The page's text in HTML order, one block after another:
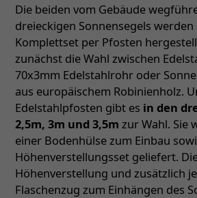
Die beiden vom Gebäude
dreieckigen Sonnensegels
Komplettset per Pfosten
zunächst die Wahl zwischen
70x3mm Edelstahlrohr oder
aus europäischem Robinienholz.
Edelstahlpfosten gibt es in den
2,5m, 3m und 3,5m zur Wahl. Sie
einer Bodenhülse zum Einbau
Höhenverstellungsset geliefert.
Höhenverstellung und zusätzlich
Flaschenzug zum Einhängen des